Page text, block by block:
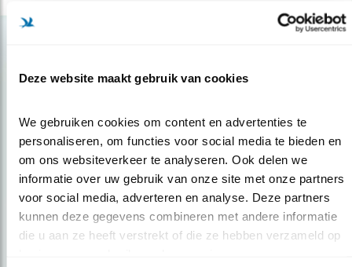
Deze website maakt gebruik van cookies
We gebruiken cookies om content en advertenties te
personaliseren, om functies voor social media te bieden en
om ons websiteverkeer te analyseren. Ook delen we
informatie over uw gebruik van onze site met onze partners
voor social media, adverteren en analyse. Deze partners
kunnen deze gegevens combineren met andere informatie
die u aan ze heeft verstrekt of die ze hebben verzameld op
Op de hoogte blijven?
Meld je aan en ontvang nieuws, inspiratie, acties en tips
over vogels en activiteiten van Vogelbescherming.
AANMELDEN VOGELNIEUWS